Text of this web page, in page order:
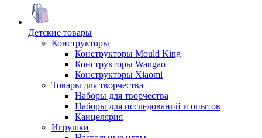
Детские товары
Конструкторы
Конструкторы Mould King
Конструкторы Wangao
Конструкторы Xiaomi
Товары для творчества
Наборы для творчества
Наборы для исследований и опытов
Канцелярия
Игрушки